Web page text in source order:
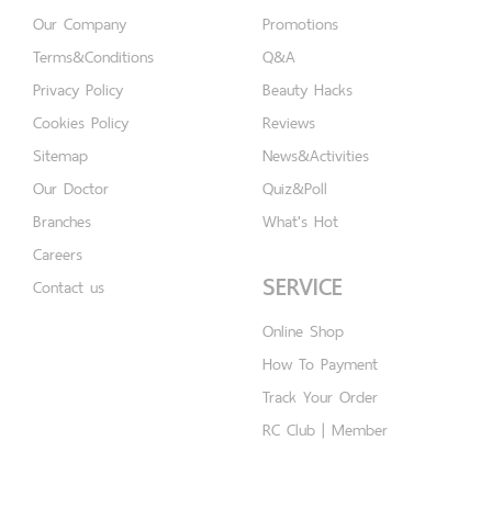
Our Company
Terms&Conditions
Privacy Policy
Cookies Policy
Sitemap
Our Doctor
Branches
Careers
Contact us
Promotions
Q&A
Beauty Hacks
Reviews
News&Activities
Quiz&Poll
What's Hot
SERVICE
Online Shop
How To Payment
Track Your Order
RC Club | Member